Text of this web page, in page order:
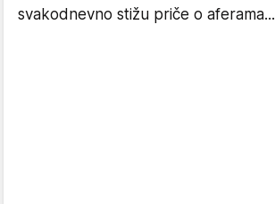
svakodnevno stižu priče o aferama...